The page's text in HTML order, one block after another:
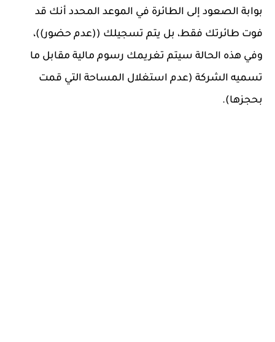
بوابة الصعود إلى الطائرة في الموعد المحدد أنك قد
فوت طائرتك فقط، بل يتم تسجيلك ((عدم حضور))،
وفي هذه الحالة سيتم تغريمك رسوم مالية مقابل ما
تسميه الشركة (عدم استغلال المساحة التي قمت
بحجزها).